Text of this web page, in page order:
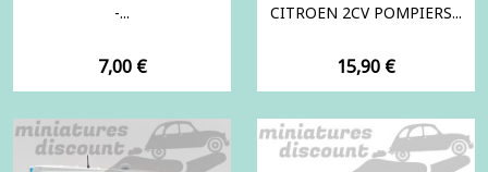
-...
Prix
7,00 €
CITROEN 2CV POMPIERS...
Prix
15,90 €